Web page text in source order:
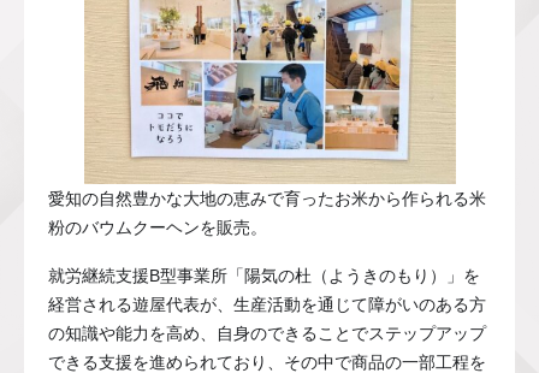
愛知の自然豊かな大地の恵みで育ったお米から作られる米
粉のバウムクーヘンを販売。
就労継続支援B型事業所「陽気の杜（ようきのもり）」を
経営される遊屋代表が、生産活動を通じて障がいのある方
の知識や能力を高め、自身のできることでステップアップ
できる支援を進められており、その中で商品の一部工程を